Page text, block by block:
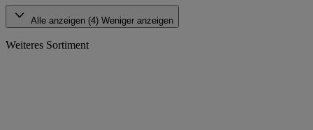
Alle anzeigen (4) Weniger anzeigen
Weiteres Sortiment